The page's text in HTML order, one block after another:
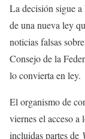
La decisión sigue
de una nueva ley
noticias falsas
Consejo de la
lo convierta en ley.
El organismo de
viernes el acceso a
incluidas partes de